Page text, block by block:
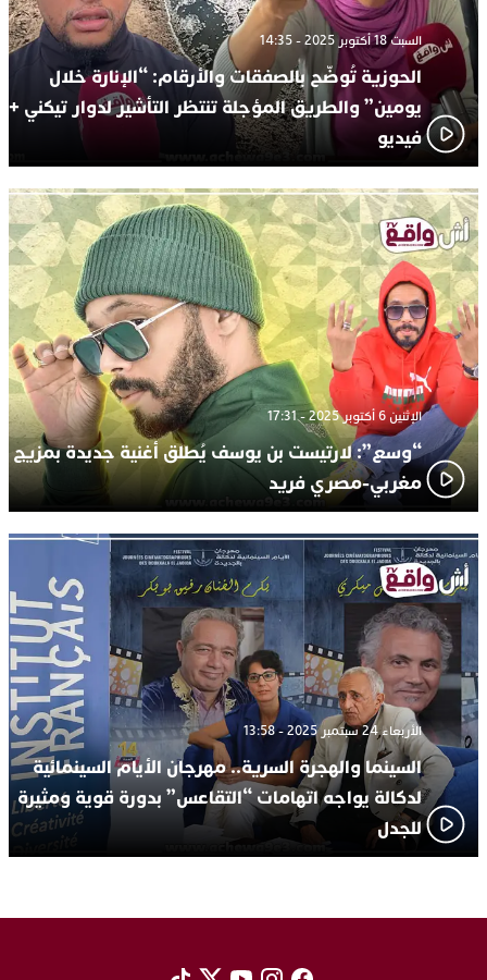
السبت 18 أكتوبر 2025 - 14:35
الحوزية تُوضّح بالصفقات والأرقام: “الإنارة خلال
يومين” والطريق المؤجلة تنتظر التأشير لدوار تيكني +
فيديو
الإثنين 6 أكتوبر 2025 - 17:31
“وسع”: لارتيست بن يوسف يُطلق أغنية جديدة بمزيج
مغربي-مصري فريد
الأربعاء 24 سبتمبر 2025 - 13:58
السينما والهجرة السرية.. مهرجان الأيام السينمائية
لدكالة يواجه اتهامات “التقاعس” بدورة قوية ومثيرة
للجدل